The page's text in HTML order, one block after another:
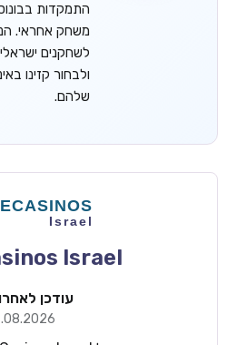
התמקדות
משחק אחראי.
לשחקנים
ולבחור קזינו
שלהם.
Israel
עודכן